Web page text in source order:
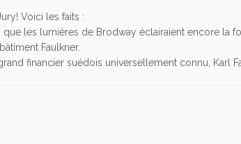
Voici les faits :
que les lumières de Brodway éclairaient encore
Faulkner.
financier suédois universellement connu, Karl